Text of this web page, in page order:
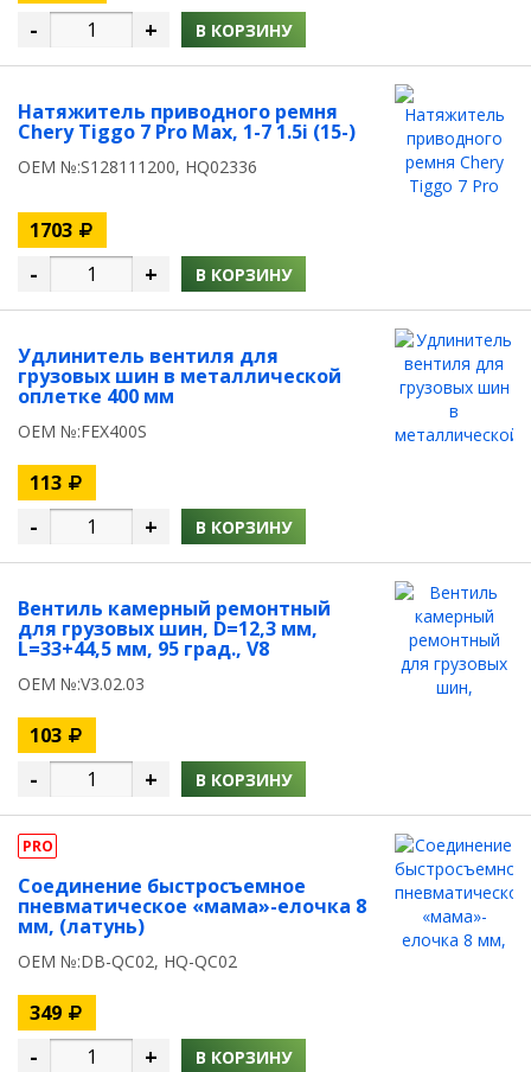
- + В КОРЗИНУ
Натяжитель приводного ремня
Chery Tiggo 7 Pro Max, 1-7 1.5i (15-)
OEM №:S128111200, HQ02336
1703
- + В КОРЗИНУ
Удлинитель вентиля для
грузовых шин в металлической
оплетке 400 мм
OEM №:FEX400S
113
- + В КОРЗИНУ
Вентиль камерный ремонтный
для грузовых шин, D=12,3 мм,
L=33+44,5 мм, 95 град., V8
OEM №:V3.02.03
103
- + В КОРЗИНУ
PRO
Соединение быстросъемное
пневматическое «мама»-елочка 8
мм, (латунь)
OEM №:DB-QC02, HQ-QC02
349
- + В КОРЗИНУ